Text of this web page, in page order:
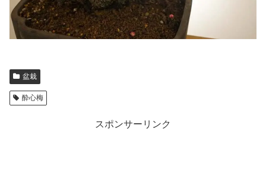
盆栽
酔心梅
スポンサーリンク